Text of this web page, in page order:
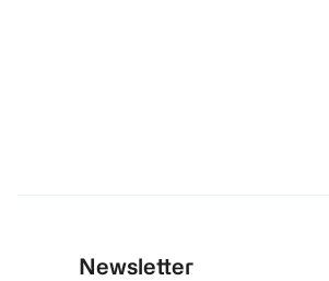
Newsletter